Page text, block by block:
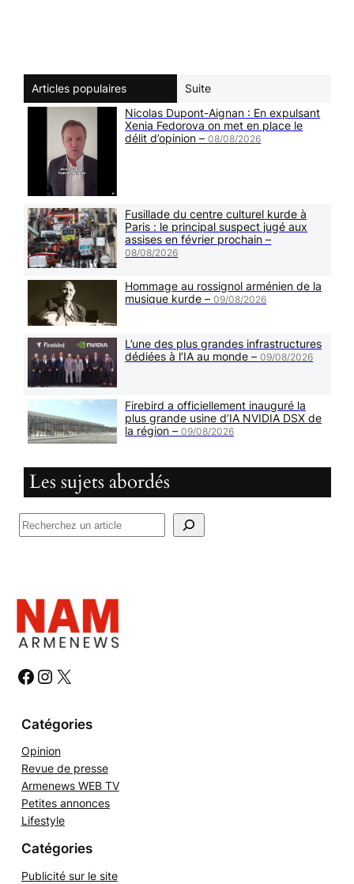
Articles populaires
Suite
Nicolas Dupont-Aignan : En expulsant
Xenia Fedorova on met en place le
délit d’opinion –08/08/2026
Fusillade du centre culturel kurde à
Paris : le principal suspect jugé aux
assises en février prochain –
08/08/2026
Hommage au rossignol arménien de la
musique kurde –09/08/2026
L’une des plus grandes infrastructures
dédiées à l’IA au monde –09/08/2026
Firebird a officiellement inauguré la
plus grande usine d’IA NVIDIA DSX de
la région –09/08/2026
Les sujets abordés
R
e
c
h
e
# # #
Catégories
Opinion
Revue de presse
Armenews WEB TV
Petites annonces
Lifestyle
Catégories
Publicité sur le site